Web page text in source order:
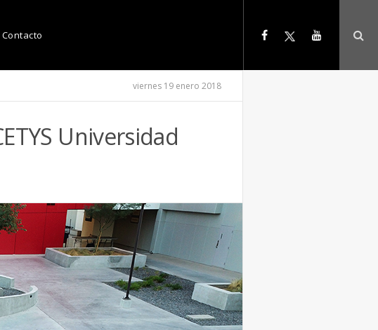
Contacto
viernes 19 enero 2018
Universidad